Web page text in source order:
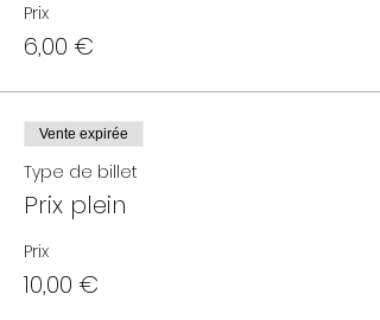
Prix
6,00 €
Vente expirée
Type de billet
Prix plein
Prix
10,00 €